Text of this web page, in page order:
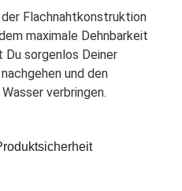
Flachnahtkonstruktion
maximale Dehnbarkeit
Du sorgenlos Deiner
und den
verbringen.